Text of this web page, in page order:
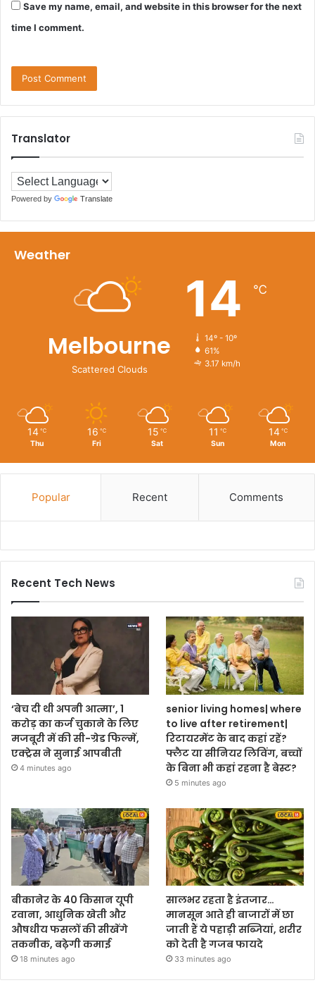
Save my name, email, and website in this browser for the next
time I comment.
Translator
Powered by Translate
Weather
Melbourne
Scattered Clouds
14 ℃
14º - 10º
61%
3.17 km/h
14 ℃
Thu
16 ℃
Fri
15 ℃
Sat
11 ℃
Sun
14 ℃
Mon
Popular Recent Comments
Recent Tech News
‘बेच दी थी अपनी आत्मा’, 1
करोड़ का कर्ज चुकाने के लिए
मजबूरी में की सी-ग्रेड फिल्में,
एक्ट्रेस ने सुनाई आपबीती
4 minutes ago
senior living homes| where
to live after retirement|
रिटायरमेंट के बाद कहां रहें?
फ्लैट या सीनियर लिविंग, बच्चों
के बिना भी कहां रहना है बेस्ट?
5 minutes ago
बीकानेर के 40 किसान यूपी
रवाना, आधुनिक खेती और
औषधीय फसलों की सीखेंगे
तकनीक, बढ़ेगी कमाई
18 minutes ago
सालभर रहता है इंतजार…
मानसून आते ही बाजारों में छा
जाती हैं ये पहाड़ी सब्जियां, शरीर
को देती है गजब फायदे
33 minutes ago